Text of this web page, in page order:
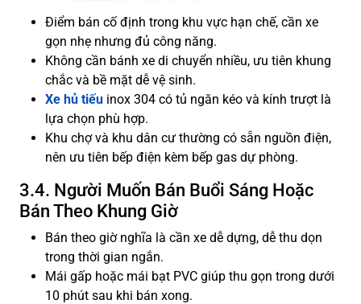
Điểm bán cố định trong khu vực hạn chế, cần xe
gọn nhẹ nhưng đủ công năng.
Không cần bánh xe di chuyển nhiều, ưu tiên khung
chắc và bề mặt dễ vệ sinh.
Xe hủ tiếu inox 304 có tủ ngăn kéo và kính trượt là
lựa chọn phù hợp.
Khu chợ và khu dân cư thường có sẵn nguồn điện,
nên ưu tiên bếp điện kèm bếp gas dự phòng.
3.4. Người Muốn Bán Buổi Sáng Hoặc
Bán Theo Khung Giờ
Bán theo giờ nghĩa là cần xe dễ dựng, dễ thu dọn
trong thời gian ngắn.
Mái gấp hoặc mái bạt PVC giúp thu gọn trong dưới
10 phút sau khi bán xong.